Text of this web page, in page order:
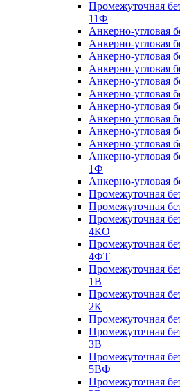
Промежуточная
11Ф
Анкерно-угловая
Анкерно-угловая
Анкерно-угловая
Анкерно-угловая
Анкерно-угловая
Анкерно-угловая
Анкерно-угловая
Анкерно-угловая
Анкерно-угловая
Анкерно-угловая
Анкерно-угловая
1Ф
Анкерно-угловая
Промежуточная
Промежуточная
Промежуточная
4КО
Промежуточная
4ФТ
Промежуточная
1В
Промежуточная
2К
Промежуточная
Промежуточная
3В
Промежуточная
5ВФ
Промежуточная